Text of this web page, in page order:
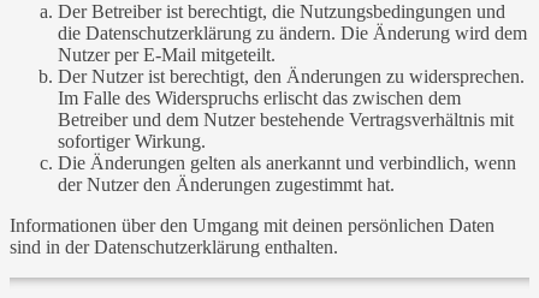
Der Betreiber ist berechtigt, die Nutzungsbedingungen und
die Datenschutzerklärung zu ändern. Die Änderung wird dem
Nutzer per E-Mail mitgeteilt.
Der Nutzer ist berechtigt, den Änderungen zu widersprechen.
Im Falle des Widerspruchs erlischt das zwischen dem
Betreiber und dem Nutzer bestehende Vertragsverhältnis mit
sofortiger Wirkung.
Die Änderungen gelten als anerkannt und verbindlich, wenn
der Nutzer den Änderungen zugestimmt hat.
Informationen über den Umgang mit deinen persönlichen Daten
sind in der Datenschutzerklärung enthalten.